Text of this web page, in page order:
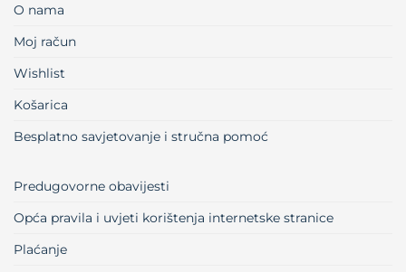
O nama
Moj račun
Wishlist
Košarica
Besplatno savjetovanje i stručna pomoć
Predugovorne obavijesti
Opća pravila i uvjeti korištenja internetske stranice
Plaćanje